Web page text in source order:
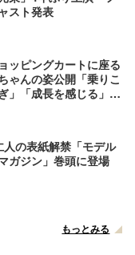
スト発表
ッピングカートに座る
ゃんの姿公開「乗りこ
」「成長を感じる」の
の表紙解禁「モデル
ガジン」巻頭に登場
もっとみる